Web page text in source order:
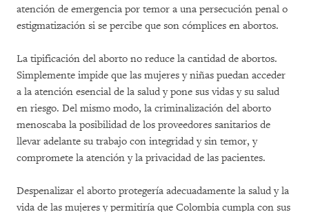
atención de emergencia por temor a una persecución penal o
estigmatización si se percibe que son cómplices en abortos.
La tipificación del aborto no reduce la cantidad de abortos.
Simplemente impide que las mujeres y niñas puedan acceder
a la atención esencial de la salud y pone sus vidas y su salud
en riesgo. Del mismo modo, la criminalización del aborto
menoscaba la posibilidad de los proveedores sanitarios de
llevar adelante su trabajo con integridad y sin temor, y
compromete la atención y la privacidad de las pacientes.
Despenalizar el aborto protegería adecuadamente la salud y la
vida de las mujeres y permitiría que Colombia cumpla con sus